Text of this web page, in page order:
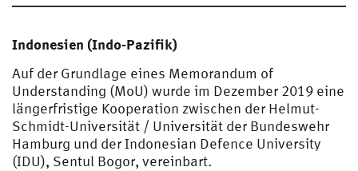
Indonesien (Indo-Pazifik)
Auf der Grundlage eines Memorandum of
Understanding (MoU) wurde im Dezember 2019 eine
längerfristige Kooperation zwischen der Helmut-
Schmidt-Universität / Universität der Bundeswehr
Hamburg und der Indonesian Defence University
(IDU), Sentul Bogor, vereinbart.